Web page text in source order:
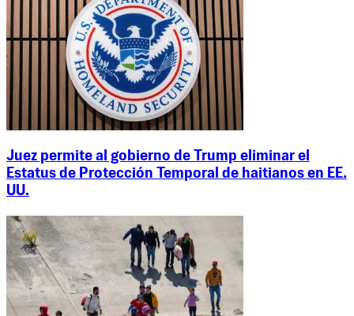
Juez permite al gobierno de Trump eliminar el
Estatus de Protección Temporal de haitianos en EE.
UU.